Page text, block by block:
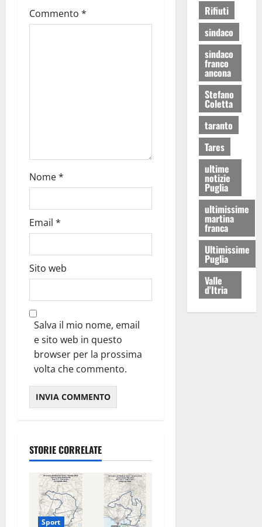
Commento *
Nome*
Email *
Sito web
Salva il mio nome, email
e sito web in questo
browser per la prossima
volta che commento.
STORIE CORRELATE
Sport
Rifiuti
sindaco
sindaco
franco
ancona
Stefano
Coletta
taranto
Tares
ultime
notizie
Puglia
ultimissime
martina
franca
Ultimissime
Puglia
Valle
d'Itria